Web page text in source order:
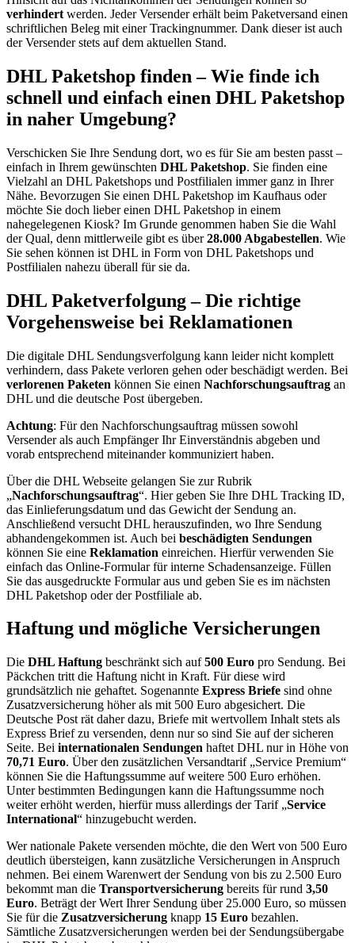
verhindert werden. Jeder Versender erhält beim Paketversand einen
schriftlichen Beleg mit einer Trackingnummer. Dank dieser ist auch
der Versender stets auf dem aktuellen Stand.
DHL Paketshop finden – Wie finde ich
schnell und einfach einen DHL Paketshop
in naher Umgebung?
Verschicken Sie Ihre Sendung dort, wo es für Sie am besten passt –
einfach in Ihrem gewünschten DHL Paketshop. Sie finden eine
Vielzahl an DHL Paketshops und Postfilialen immer ganz in Ihrer
Nähe. Bevorzugen Sie einen DHL Paketshop im Kaufhaus oder
möchte Sie doch lieber einen DHL Paketshop in einem
nahegelegenen Kiosk? Im Grunde genommen haben Sie die Wahl
der Qual, denn mittlerweile gibt es über28.000 Abgabestellen. Wie
Sie sehen können ist DHL in Form von DHL Paketshops und
Postfilialen nahezu überall für sie da.
DHL Paketverfolgung – Die richtige
Vorgehensweise bei Reklamationen
Die digitale DHL Sendungsverfolgung kann leider nicht komplett
verhindern, dass Pakete verloren gehen oder beschädigt werden. Bei
verlorenen Paketen können Sie einen Nachforschungsauftrag an
DHL und die deutsche Post übergeben.
Achtung: Für den Nachforschungsauftrag müssen sowohl
Versender als auch Empfänger Ihr Einverständnis abgeben und
vorab entsprechend miteinander kommuniziert haben.
Über die DHL Webseite gelangen Sie zur Rubrik
„Nachforschungsauftrag“. Hier geben Sie Ihre DHL Tracking ID,
das Einlieferungsdatum und das Gewicht der Sendung an.
Anschließend versucht DHL herauszufinden, wo Ihre Sendung
abhandengekommen ist. Auch bei beschädigten Sendungen
können Sie eine Reklamation einreichen. Hierfür verwenden Sie
einfach das Online-Formular für interne Schadensanzeige. Füllen
Sie das ausgedruckte Formular aus und geben Sie es im nächsten
DHL Paketshop oder der Postfiliale ab.
Haftung und mögliche Versicherungen
Die DHL Haftung beschränkt sich auf500 Euro pro Sendung. Bei
Päckchen tritt die Haftung nicht in Kraft. Für diese wird
grundsätzlich nie gehaftet. Sogenannte Express Briefe sind ohne
Zusatzversicherung höher als mit 500 Euro abgesichert. Die
Deutsche Post rät daher dazu, Briefe mit wertvollem Inhalt stets als
Express Brief zu versenden, denn nur so sind Sie auf der sicheren
Seite. Bei internationalen Sendungen haftet DHL nur in Höhe von
70,71 Euro. Über den zusätzlichen Versandtarif „Service Premium“
können Sie die Haftungssumme auf weitere 500 Euro erhöhen.
Unter bestimmten Bedingungen kann die Haftungssumme noch
weiter erhöht werden, hierfür muss allerdings der Tarif „Service
International“ hinzugebucht werden.
Wer nationale Pakete versenden möchte, die den Wert von 500 Euro
deutlich übersteigen, kann zusätzliche Versicherungen in Anspruch
nehmen. Bei einem Warenwert der Sendung von bis zu 2.500 Euro
bekommt man die Transportversicherung bereits für rund 3,50
Euro. Beträgt der Wert Ihrer Sendung über 25.000 Euro, so müssen
Sie für die Zusatzversicherung knapp 15 Euro bezahlen.
Sämtliche Zusatzversicherungen werden bei der Sendungsübergabe